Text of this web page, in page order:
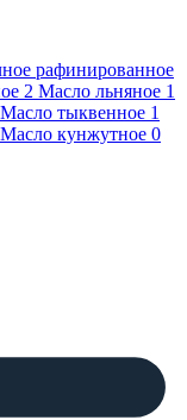
рафинированное
2 Масло льняное 1
Масло тыквенное 1
Масло кунжутное 0